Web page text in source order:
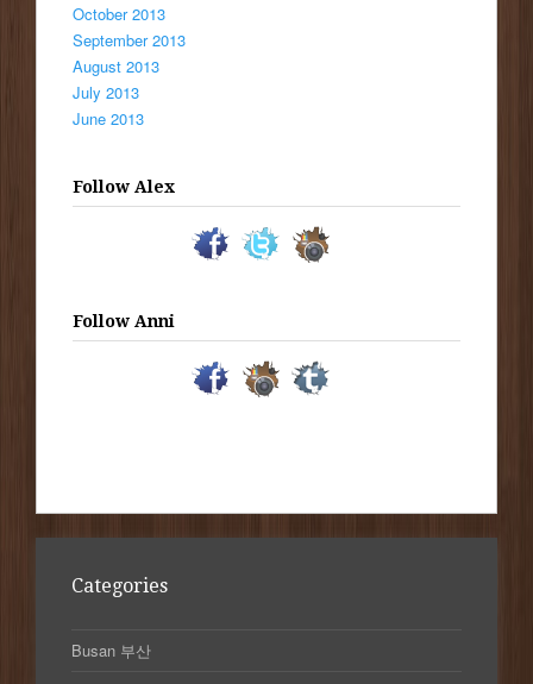
October 2013
September 2013
August 2013
July 2013
June 2013
Follow Alex
Follow Anni
Categories
Busan 부산